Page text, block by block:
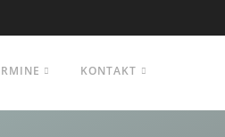
KONTAKT